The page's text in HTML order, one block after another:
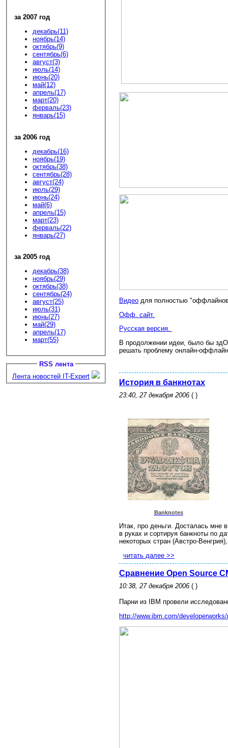
за 2007 год
декабрь(11)
ноябрь(14)
октябрь(9)
сентябрь(6)
август(3)
июль(14)
июнь(20)
май(12)
апрель(17)
март(20)
ферваль(23)
январь(15)
за 2006 год
декабрь(16)
ноябрь(19)
октябрь(38)
сентябрь(28)
август(24)
июль(29)
июнь(24)
май(6)
апрель(15)
март(23)
ферваль(22)
январь(27)
за 2005 год
декабрь(38)
ноябрь(29)
октябрь(38)
сентябрь(24)
август(25)
июль(31)
июнь(27)
май(29)
апрель(17)
март(55)
RSS лента
Лента новостей IT-Expert
Видео для полностью
Офф. сайт.
Русская версия.
В продолжении идеи, было бы
решать проблему онлайн-
История в банкнотах
23:40, 27 декабря 2006 ( )
Banknotes
Итак, про деньги. Досталась мне
в руках и сортируя банкноты по
некоторых стран (Австро-
читать далее >>
Сравнение Open Source
10:38, 27 декабря 2006 ( )
Парни из IBM провели
http://www.ibm.com/